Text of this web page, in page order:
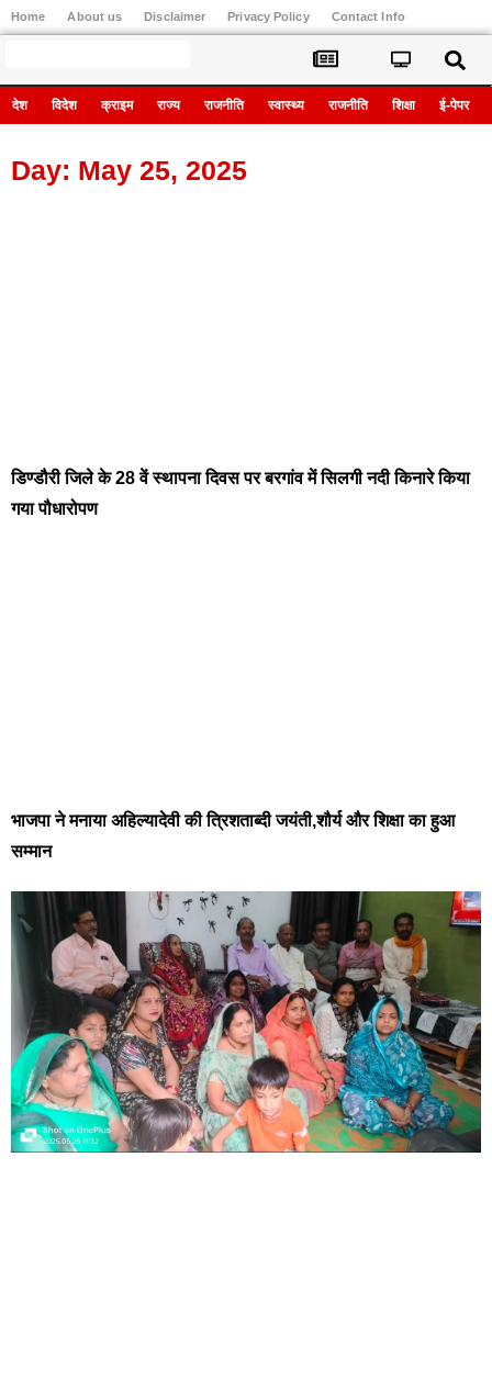
Home About us Disclaimer Privacy Policy Contact Info
देश विदेश क्राइम राज्य राजनीति स्वास्थ्य राजनीति शिक्षा ई-पेपर
Day: May 25, 2025
डिण्डौरी जिले के 28 वें स्थापना दिवस पर बरगांव में सिलगी नदी किनारे किया
गया पौधारोपण
भाजपा ने मनाया अहिल्यादेवी की त्रिशताब्दी जयंती,शौर्य और शिक्षा का हुआ
सम्मान